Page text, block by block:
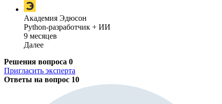
Академия Эдюсон
Python-разработчик + ИИ
9 месяцев
Далее
Решения вопроса 0
Пригласить эксперта
Ответы на вопрос 10